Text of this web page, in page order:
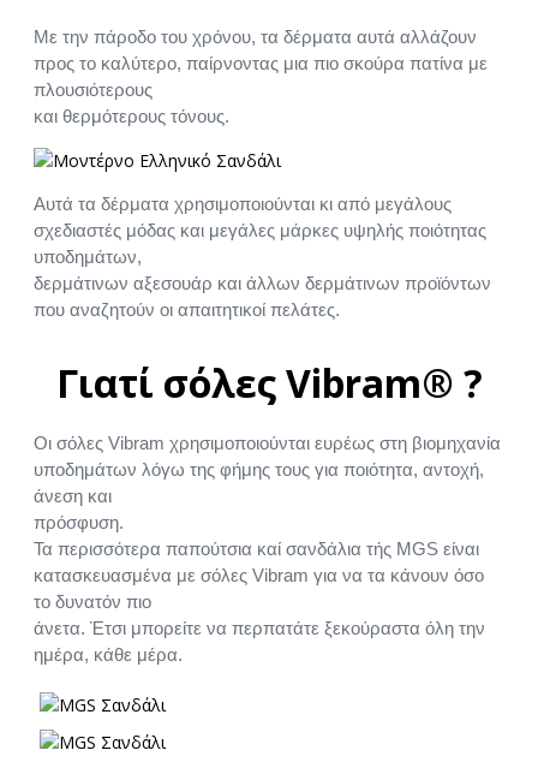
Με την πάροδο του χρόνου, τα δέρματα αυτά αλλάζουν
προς το καλύτερο, παίρνοντας μια πιο σκούρα πατίνα με
πλουσιότερους
και θερμότερους τόνους.
Αυτά τα δέρματα χρησιμοποιούνται κι από μεγάλους
σχεδιαστές μόδας και μεγάλες μάρκες υψηλής ποιότητας
υποδημάτων,
δερμάτινων αξεσουάρ και άλλων δερμάτινων προϊόντων
που αναζητούν οι απαιτητικοί πελάτες.
Γιατί σόλες Vibram® ?
Οι σόλες Vibram χρησιμοποιούνται ευρέως στη βιομηχανία
υποδημάτων λόγω της φήμης τους για ποιότητα, αντοχή,
άνεση και
πρόσφυση.
Τα περισσότερα παπούτσια καί σανδάλια τής MGS είναι
κατασκευασμένα με σόλες Vibram για να τα κάνουν όσο
το δυνατόν πιο
άνετα. Έτσι μπορείτε να περπατάτε ξεκούραστα όλη την
ημέρα, κάθε μέρα.